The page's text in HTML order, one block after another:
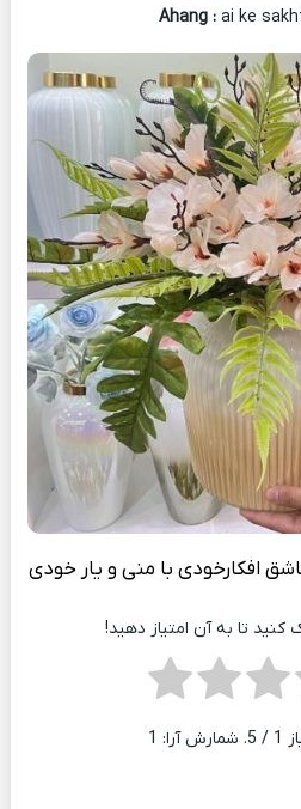
Ahang :ai ke
افکارخودی با منی و یار خودی
تا به آن امتیاز دهید!
1 / 5. شمارش آرا: 1